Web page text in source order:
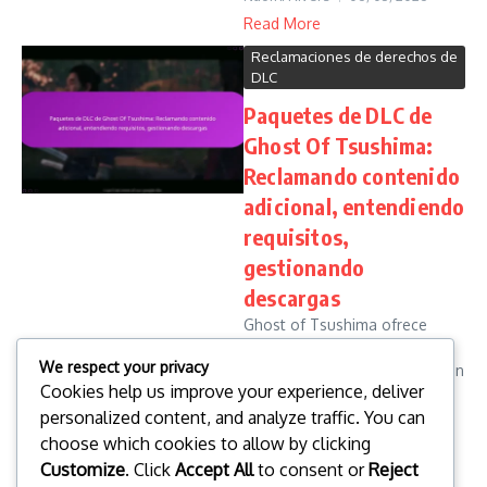
Read More
Reclamaciones de derechos de
DLC
Paquetes de DLC de
Ghost Of Tsushima:
Reclamando contenido
adicional, entendiendo
requisitos,
gestionando
descargas
Ghost of Tsushima ofrece
descargable (DLC) que mejoran
la experiencia de juego con
nuevas misiones, tramas y
mejoras de personajes. Para
acceder a estos paquetes, los
We respect your privacy
Cookies help us improve your experience, deliver
personalized content, and analyze traffic. You can
choose which cookies to allow by clicking
Customize. Click Accept Allto consent orReject